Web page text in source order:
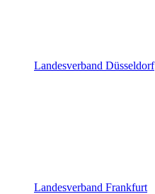
Landesverband Düsseldorf
Landesverband Frankfurt